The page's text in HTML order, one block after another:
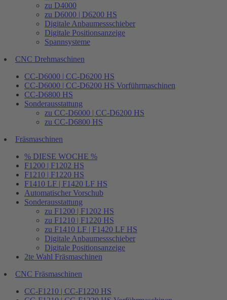
zu D4000
zu D6000 | D6200 HS
Digitale Anbaumessschieber
Digitale Positionsanzeige
Spannsysteme
CNC Drehmaschinen
CC-D6000 | CC-D6200 HS
CC-D6000 | CC-D6200 HS Vorführmaschinen
CC-D6800 HS
Sonderausstattung
zu CC-D6000 | CC-D6200 HS
zu CC-D6800 HS
Fräsmaschinen
% DIESE WOCHE %
F1200 | F1202 HS
F1210 | F1220 HS
F1410 LF | F1420 LF HS
Automatischer Vorschub
Sonderausstattung
zu F1200 | F1202 HS
zu F1210 | F1220 HS
zu F1410 LF | F1420 LF HS
Digitale Anbaumessschieber
Digitale Positionsanzeige
2te Wahl Fräsmaschinen
CNC Fräsmaschinen
CC-F1210 | CC-F1220 HS